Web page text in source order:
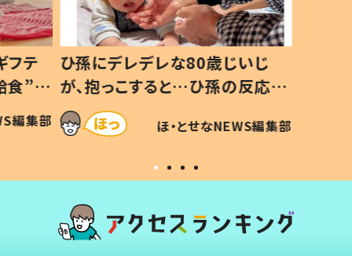
フテ
食”を
の親
編集部
ひ孫にデレデレな80歳じいじ
が、抱っこすると…ひ孫の反応に
「涙が出ました」「可愛くて仕方な
い」
ほ・とせなNEWS編集部